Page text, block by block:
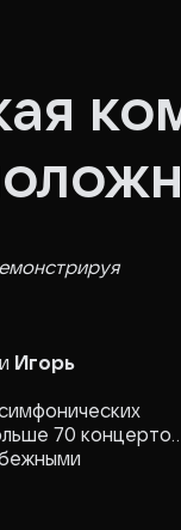
Игорь
70 концертов